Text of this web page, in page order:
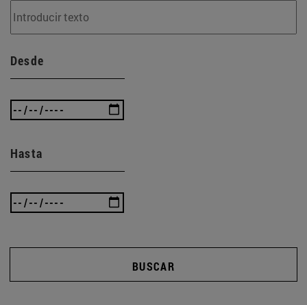
Desde
Hasta
BUSCAR